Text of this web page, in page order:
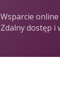
Wsparcie online
Zdalny dostęp i